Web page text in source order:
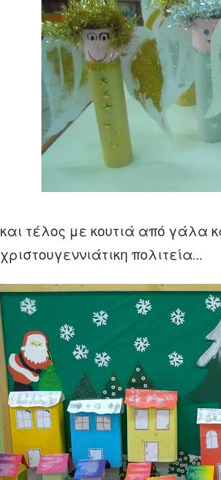
και τέλος με κουτιά από γάλα
χριστουγεννιάτικη πολιτεία…